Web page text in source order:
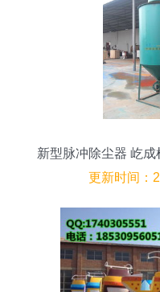
新型脉冲除尘器 屹
更新时间：